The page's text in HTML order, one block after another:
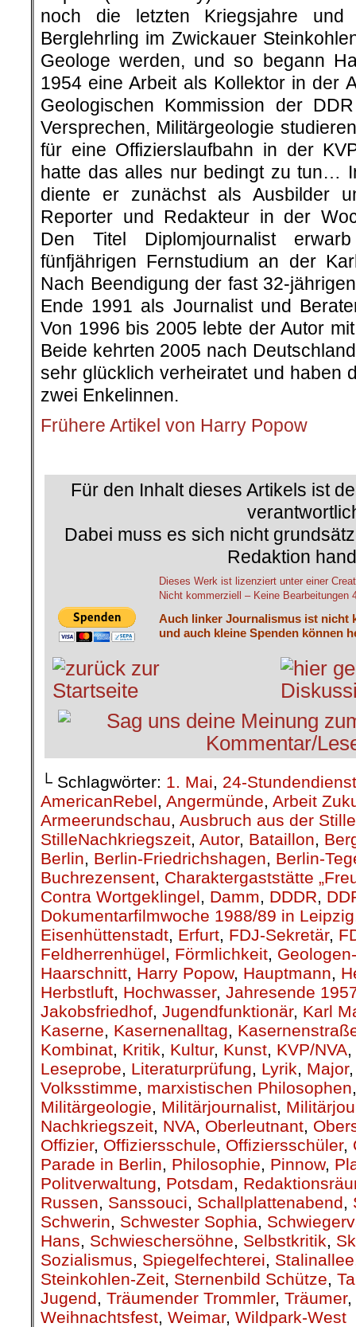
noch die letzten Kriegsjahre
Berglehrling im Zwickauer
Geologe werden, und so begann
1954 eine Arbeit als Kollektor in der
Geologischen Kommission der
Versprechen, Militärgeologie
für eine Offizierslaufbahn in der
hatte das alles nur bedingt zu tun…
diente er zunächst als Ausbilder
Reporter und Redakteur in der
Den Titel Diplomjournalist
fünfjährigen Fernstudium an der
Nach Beendigung der fast 32-
Ende 1991 als Journalist und
Von 1996 bis 2005 lebte der Autor
Beide kehrten 2005 nach
sehr glücklich verheiratet und haben
zwei Enkelinnen.
Frühere Artikel von Harry Popow
Für den Inhalt dieses Artikels ist
Dabei muss es sich nicht
Redaktion
Dieses Werk ist lizenziert unter einer
Nicht kommerziell – Keine Bearbeitungen
Auch linker Journalismus ist nicht
und auch kleine Spenden können
└ Schlagwörter: 1. Mai, 24-Stundendienst
AmericanRebel, Angermünde, Arbeit
Armeerundschau, Ausbruch aus der Stille
StilleNachkriegszeit, Autor, Bataillon,
Berlin, Berlin-Friedrichshagen, Berlin-
Buchrezensent, Charaktergaststätte
Contra Wortgeklingel, Damm, DDDR,
Dokumentarfilmwoche 1988/89 in Leipzig
Eisenhüttenstadt, Erfurt, FDJ-Sekretär,
Feldherrenhügel, Förmlichkeit,
Haarschnitt, Harry Popow, Hauptmann,
Herbstluft, Hochwasser, Jahresende
Jakobsfriedhof, Jugendfunktionär, Karl
Kaserne, Kasernenalltag,
Kombinat, Kritik, Kultur, Kunst, KVP/NVA,
Leseprobe, Literaturprüfung, Lyrik, Major
Volksstimme, marxistischen Philosophen
Militärgeologie, Militärjournalist,
Nachkriegszeit, NVA, Oberleutnant,
Offizier, Offiziersschule, Offiziersschüler,
Parade in Berlin, Philosophie, Pinnow,
Politverwaltung, Potsdam,
Russen, Sanssouci, Schallplattenabend,
Schwerin, Schwester Sophia,
Hans, Schwieschersöhne, Selbstkritik,
Sozialismus, Spiegelfechterei, Stalinallee
Steinkohlen-Zeit, Sternenbild Schütze,
Jugend, Träumender Trommler, Träumer,
Weihnachtsfest, Weimar, Wildpark-West